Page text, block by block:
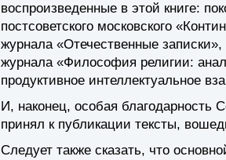
воспроизведенные в этой книге:
постсоветского московского
журнала «Отечественные
журнала «Философия религии:
продуктивное интеллектуальное
И, наконец, особая благодарность
принял к публикации тексты,
Следует также сказать, что